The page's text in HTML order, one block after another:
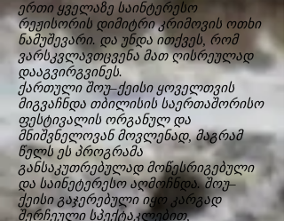
ერთი ყველაზე საინტერესო
რეჟისორის დიმიტრი კრიმოვის ოთხი
ნამუშევარი. და უნდა ითქვეს, რომ
ვარსკვლავთცვენა მათ ღისრეულად
დააგვირგვინეს.
ქართული შოუ–ქეისი ყოველთვის
მიგვაჩნდა თბილისის საერთაშორისო
ფესტივალის ორგანულ და
მნიშვნელოვან მოვლენად, მაგრამ
წელს ეს პროგრამა
განსაკუთრებულად მოწესრიგებული
და საინეტერესო აღმოჩნდა. შოუ–
ქეისი გაჯერებული იყო კარგად
შერჩეული სპექტაკლებით,